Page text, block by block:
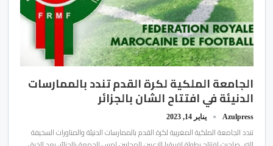
الجامعة الملكية لكرة القدم تندد بالممارسات
الدنيئة في افتتاح الشان بالجزائر
Azulpress يناير 14, 2023
تندد الجامعة الملكية المغربية لكرة القدم​ بالممارسات الدنيئة والمناورات السخيفة​